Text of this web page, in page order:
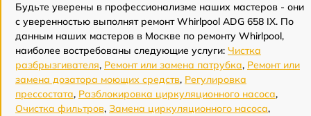
Будьте уверены в профессионализме наших мастеров - они
с уверенностью выполнят ремонт Whirlpool ADG 658 IX. По
данным наших мастеров в Москве по ремонту Whirlpool,
наиболее востребованы следующие услуги: Чистка
разбрызгивателя, Ремонт или замена патрубка, Ремонт или
замена дозатора моющих средств, Регулировка
прессостата, Разблокировка циркуляционного насоса,
Очистка фильтров, Замена циркуляционного насоса,